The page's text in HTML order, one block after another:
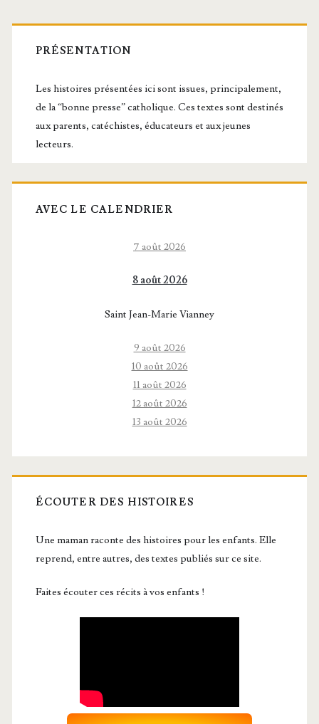
Barre
latérale
principale
PRÉSENTATION
Les histoires présentées ici sont issues, principalement,
de la “bonne presse” catholique. Ces textes sont destinés
aux parents, catéchistes, éducateurs et aux jeunes
lecteurs.
AVEC LE CALENDRIER
7 août 2026
8 août 2026
Saint Jean-Marie Vianney
9 août 2026
10 août 2026
11 août 2026
12 août 2026
13 août 2026
ÉCOUTER DES HISTOIRES
Une maman raconte des histoires pour les enfants. Elle
reprend, entre autres, des textes publiés sur ce site.
Faites écouter ces récits à vos enfants !